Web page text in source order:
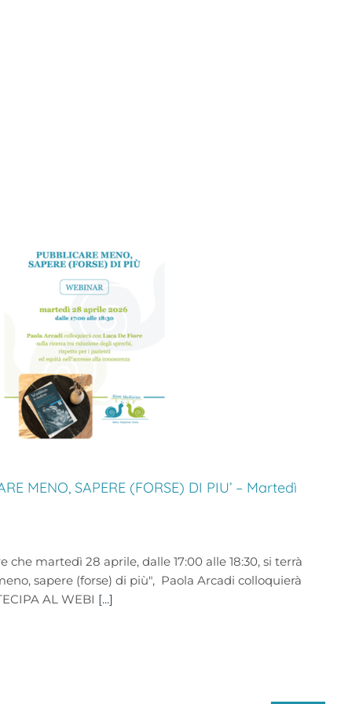
MENO, SAPERE (FORSE) DI PIU’ – Martedì
martedì 28 aprile, dalle 17:00 alle 18:30, si terrà
sapere (forse) di più", Paola Arcadi colloquierà
AL WEBI [...]